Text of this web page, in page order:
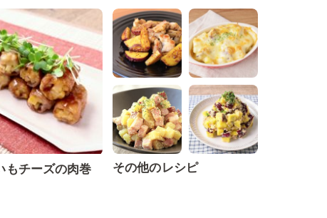
もチーズの肉巻
その他のレシピ